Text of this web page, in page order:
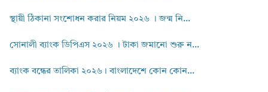
স্থায়ী ঠিকানা সংশোধন করার নিয়ম ২০২৬ । জন্ম নি...
সোনালী ব্যাংক ডিপিএস ২০২৬ । টাকা জমানো শুরু ন...
ব্যাংক বন্ধের তালিকা ২০২৬। বাংলাদেশে কোন কোন...